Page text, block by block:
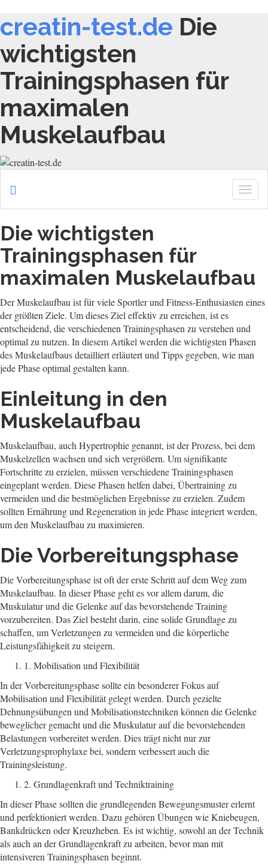
creatin-test.de Die
wichtigsten
Trainingsphasen für
maximalen
Muskelaufbau
Die wichtigsten
Trainingsphasen für
maximalen Muskelaufbau
Der Muskelaufbau ist für viele Sportler und Fitness-Enthusiasten eines
der größten Ziele. Um dieses Ziel effektiv zu erreichen, ist es
entscheidend, die verschiedenen Trainingsphasen zu verstehen und
optimal zu nutzen. In diesem Artikel werden die wichtigsten Phasen
des Muskelaufbaus detailliert erläutert und Tipps gegeben, wie man
jede Phase optimal gestalten kann.
Einleitung in den
Muskelaufbau
Muskelaufbau, auch Hypertrophie genannt, ist der Prozess, bei dem
Muskelzellen wachsen und sich vergrößern. Um signifikante
Fortschritte zu erzielen, müssen verschiedene Trainingsphasen
eingeplant werden. Diese Phasen helfen dabei, Übertraining zu
vermeiden und die bestmöglichen Ergebnisse zu erzielen. Zudem
sollten Ernährung und Regeneration in jede Phase integriert werden,
um den Muskelaufbau zu maximieren.
Die Vorbereitungsphase
Die Vorbereitungsphase ist oft der erste Schritt auf dem Weg zum
Muskelaufbau. In dieser Phase geht es vor allem darum, die
Muskulatur und die Gelenke auf das bevorstehende Training
vorzubereiten. Das Ziel besteht darin, eine solide Grundlage zu
schaffen, um Verletzungen zu vermeiden und die körperliche
Leistungsfähigkeit zu steigern.
1. Mobilisation und Flexibilität
In der Vorbereitungsphase sollte ein besonderer Fokus auf
Mobilisation und Flexibilität gelegt werden. Durch gezielte
Dehnungsübungen und Mobilisationstechniken können die Gelenke
beweglicher gemacht und die Muskulatur auf die bevorstehenden
Belastungen vorbereitet werden. Dies trägt nicht nur zur
Verletzungsprophylaxe bei, sondern verbessert auch die
Trainingsleistung.
2. Grundlagenkraft und Techniktraining
In dieser Phase sollten die grundlegenden Bewegungsmuster erlernt
und perfektioniert werden. Dazu gehören Übungen wie Kniebeugen,
Bankdrücken oder Kreuzheben. Es ist wichtig, sowohl an der Technik
als auch an der Grundlagenkraft zu arbeiten, bevor man mit
intensiveren Trainingsphasen beginnt.